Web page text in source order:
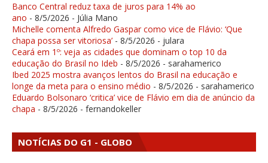
Banco Central reduz taxa de juros para 14% ao
ano - 8/5/2026 - Júlia Mano
Michelle comenta Alfredo Gaspar como vice de Flávio: ‘Que
chapa possa ser vitoriosa’ - 8/5/2026 - julara
Ceará em 1º: veja as cidades que dominam o top 10 da
educação do Brasil no Ideb - 8/5/2026 - sarahamerico
Ibed 2025 mostra avanços lentos do Brasil na educação e
longe da meta para o ensino médio - 8/5/2026 - sarahamerico
Eduardo Bolsonaro ‘critica’ vice de Flávio em dia de anúncio da
chapa - 8/5/2026 - fernandokeller
NOTÍCIAS DO G1 - GLOBO